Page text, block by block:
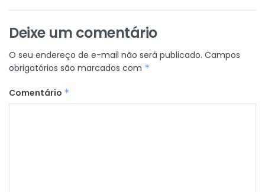
Deixe um comentário
O seu endereço de e-mail não será publicado. Campos
obrigatórios são marcados com *
Comentário *